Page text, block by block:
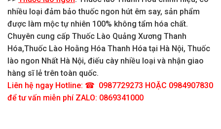
nhiều loại đảm bảo thuốc ngon hút êm say, sản phẩm
được làm mộc tự nhiên 100% không tẩm hóa chất.
Chuyên cung cấp Thuốc Lào Quảng Xương Thanh
Hóa,Thuốc Lào Hoằng Hóa Thanh Hóa tại Hà Nội, Thuốc
lào ngon Nhất Hà Nội, điếu cày nhiều loại và nhận giao
hàng sĩ lẻ trên toàn quốc.
Liên hệ ngay Hotline: ☎ 0987729273 HOẶC 0984907830
để tư vấn miễn phí ZALO: 0869341000